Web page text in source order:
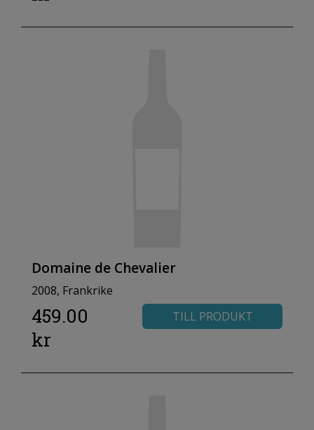
Domaine de Chevalier
2008, Frankrike
459.00
kr
TILL PRODUKT